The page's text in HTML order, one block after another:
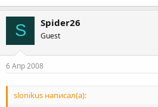
S Spider26
Guest
6 Апр 2008
slonikus написал(а):